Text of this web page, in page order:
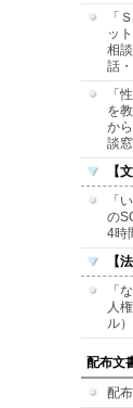
「
ッ
相
話
「
を
か
談
【
「
の
4時
【
「
人
ル）
配布文
配